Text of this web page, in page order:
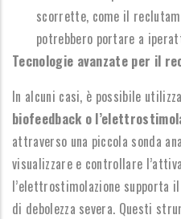
scorrette, come il
potrebbero portare a
Tecnologie avanzate per il
In alcuni casi, è possibile
biofeedback o
attraverso una piccola sonda
visualizzare e controllare
l’elettrostimolazione supporta
di debolezza severa. Questi